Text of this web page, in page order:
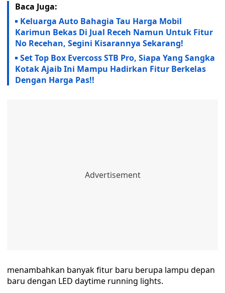
Baca Juga:
Keluarga Auto Bahagia Tau Harga Mobil
Karimun Bekas Di Jual Receh Namun Untuk Fitur
No Recehan, Segini Kisarannya Sekarang!
Set Top Box Evercoss STB Pro, Siapa Yang Sangka
Kotak Ajaib Ini Mampu Hadirkan Fitur Berkelas
Dengan Harga Pas!!
menambahkan banyak fitur baru berupa lampu depan
baru dengan LED daytime running lights.